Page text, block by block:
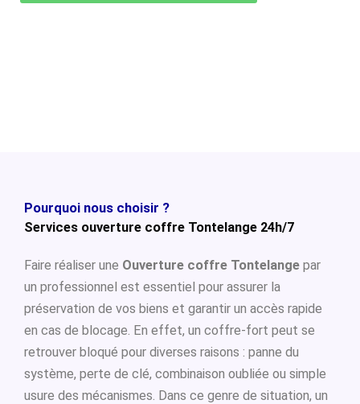
Pourquoi nous choisir ?
Services ouverture coffre Tontelange 24h/7
Faire réaliser une Ouverture coffre Tontelange par
un professionnel est essentiel pour assurer la
préservation de vos biens et garantir un accès rapide
en cas de blocage. En effet, un coffre-fort peut se
retrouver bloqué pour diverses raisons : panne du
système, perte de clé, combinaison oubliée ou simple
usure des mécanismes. Dans ce genre de situation, un